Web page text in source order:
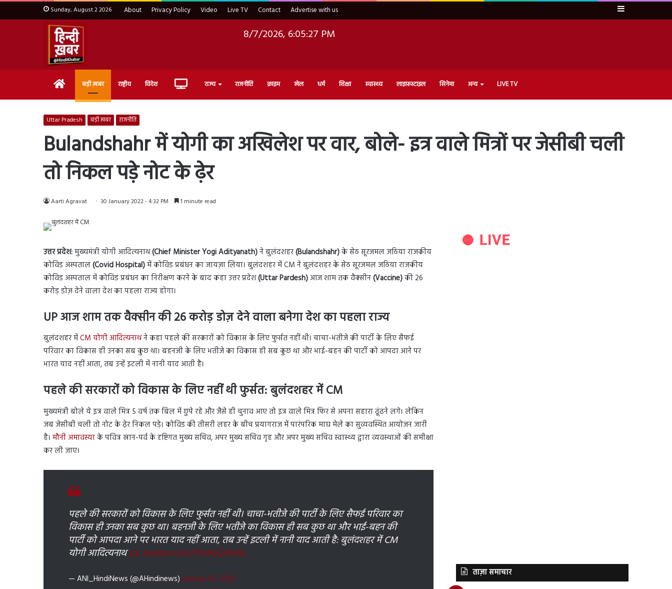
Sunday, August 2 2026 About Privacy Policy Video Live TV Contact Advertise with us Sidebar
8/7/2026, 6:05:28 PM
Home बड़ी ख़बर राष्ट्रीय विदेश Live राज्य राजनीति क्राइम खेल धर्म शिक्षा स्वास्थ्य लाइफ़स्टाइल सिनेमा अन्य LIVE TV
Uttar Pradesh बड़ी ख़बर राजनीति
Bulandshahr में योगी का अखिलेश पर वार, बोले- इत्र वाले मित्रों पर जेसीबी चली
तो निकल पड़े नोट के ढ़ेर
Aarti Agravat 30 January 2022 - 4:32 PM 1 minute read
उत्तर प्रदेश:मुख्यमंत्री योगी आदित्यनाथ(Chief Minister Yogi Adityanath)ने बुलंदशहर(Bulandshahr)के सेठ सूरजमल जठिया राजकीय
कोविड अस्पताल(Covid Hospital)में कोविड प्रबंधन का जायज़ा लिया। बुलंदशहर में CM ने बुलंदशहर के सेठ सूरजमल जठिया राजकीय
कोविड अस्पताल में कोविड प्रबंधन का निरीक्षण करने के बाद कहा उत्तर प्रदेश(Uttar Pardesh)आज शाम तक वैक्सीन(Vaccine)की 26
करोड़ डोज़ देने वाला देश का पहला राज्य होगा।
UP आज शाम तक वैक्सीन की 26 करोड़ डोज़ देने वाला बनेगा देश का पहला राज्य
बुलंदशहर मेंCM योगी आदित्यनाथने कहा पहले की सरकारों को विकास के लिए फुर्सत नहीं थी। चाचा-भतीजे की पार्टी के लिए सैफई
परिवार का विकास ही उनका सब कुछ था। बहनजी के लिए भतीजे का विकास ही सब कुछ था और भाई-बहन की पार्टी को आपदा आने पर
भारत याद नहीं आता, तब उन्हें इटली में नानी याद आती है।
पहले की सरकारों को विकास के लिए नहीं थी फुर्सत: बुलंदशहर में CM
मुख्यमंत्री बोले ये इत्र वाले मित्र 5 वर्ष तक बिल में छुपे रहे और जैसे ही चुनाव आए तो इत्र वाले मित्र फिर से अपना सहारा ढूंढने लगे। लेकिन
जब जेसीबी चली तो नोट के ढ़ेर निकल पड़े। कोविड की तीसरी लहर के बीच प्रयागराज में पारंपरिक माघ मेले का सुव्यवस्थित आयोजन जारी
है। मौनी अमावस्याके पवित्र स्नान-पर्व के दृष्टिगत मुख्य सचिव, अपर मुख्य सचिव गृह और अपर मुख्य सचिव स्वास्थ्य द्वारा व्यवस्थाओं की समीक्षा
कर ली जाए।
पहले की सरकारों को विकास के लिए फुर्सत नहीं थी। चाचा-भतीजे की पार्टी के लिए सैफई परिवार का
विकास ही उनका सब कुछ था। बहनजी के लिए भतीजे का विकास ही सब कुछ था और भाई-बहन की
पार्टी को आपदा आने पर भारत याद नहीं आता, तब उन्हें इटली में नानी याद आती है: बुलंदशहर में CM
योगी आदित्यनाथpic.twitter.com/Sfx8UQAz66
— ANI_HindiNews (@AHindinews) January 30, 2022
ताज़ा समाचार